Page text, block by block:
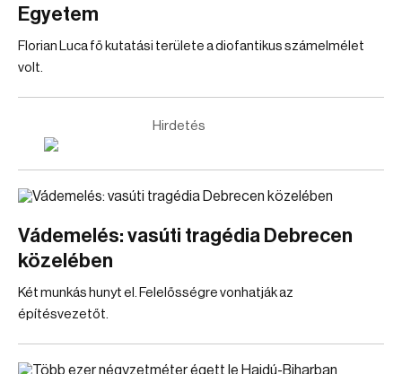
Egyetem
Florian Luca fő kutatási területe a diofantikus számelmélet
volt.
Hirdetés
Vádemelés: vasúti tragédia Debrecen
közelében
Két munkás hunyt el. Felelősségre vonhatják az
építésvezetőt.